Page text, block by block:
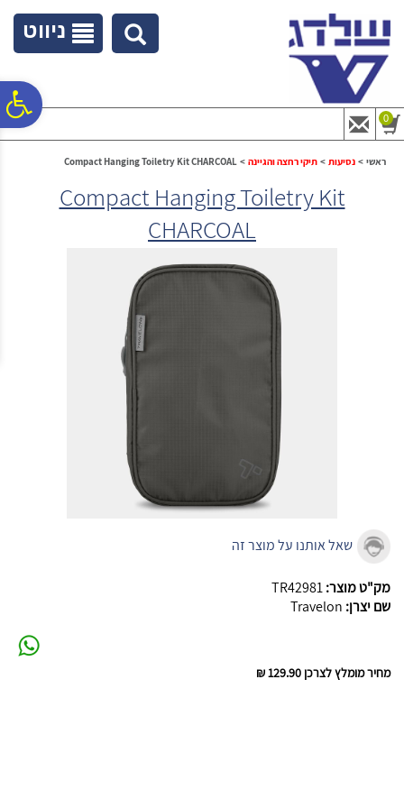
נגישות
ניווט
0
ראשי > נסיעות > תיקי רחצה והגיינה >
Compact Hanging Toiletry Kit CHARCOAL
Compact Hanging Toiletry Kit
CHARCOAL
שאל אותנו על מוצר זה
מק"ט מוצר:TR42981
שם יצרן: Travelon
מחיר מומלץ לצרכן 129.90 ₪